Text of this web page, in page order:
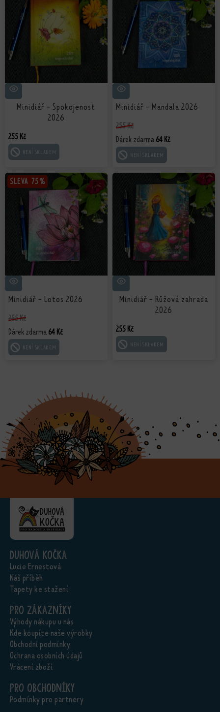
Minidiář - Spokojenost
2026
255 Kč
ČTĚTE VÍCE
Minidiář - Mandala 2026
255Kč
Dárek zdarma 64 Kč
ČTĚTE VÍCE
SLEVA 75%
Minidiář - Lotos 2026
255Kč
Dárek zdarma 64 Kč
SLEVA 75%
ČTĚTE VÍCE
Minidiář - Růžová zahrada
2026
255 Kč
ČTĚTE VÍCE
Duhová kočka
Lucie Ernestová
Náš příběh
Tapety ke stažení
Pro zákazníky
Výhody nákupu u nás
Kde koupíte naše výrobky
Obchodní podmínky
Ochrana osobních údajů
Vrácení zboží
Pro obchodníky
Podmínky pro partnery